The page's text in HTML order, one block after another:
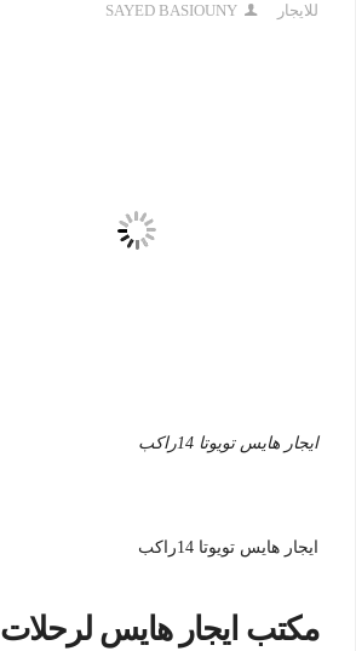
للايجار
SAYED BASIOUNY
ايجار هايس تويوتا 14راكب
ايجار هايس تويوتا 14راكب
مكتب ايجار هايس لرحلات